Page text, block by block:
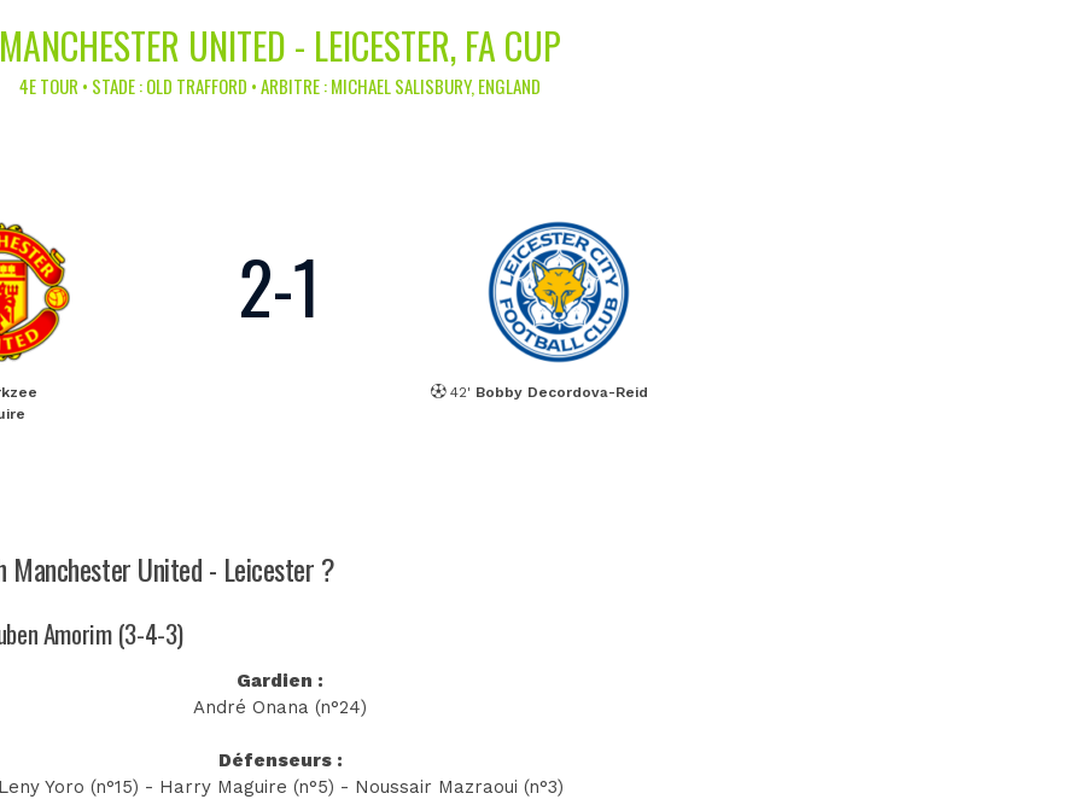
MANCHESTER UNITED - LEICESTER, FA CUP
4E TOUR • STADE : OLD TRAFFORD • ARBITRE : MICHAEL SALISBURY, ENGLAND
2-1
42' Bobby Decordova-Reid
United - Leicester ?
Amorim (3-4-3)
Gardien :
André Onana (n°24)
Défenseurs :
Leny Yoro (n°15) - Harry Maguire (n°5) - Noussair Mazraoui (n°3)